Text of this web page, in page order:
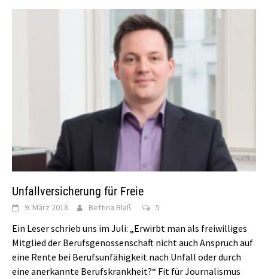
Unfallversicherung für Freie
9. März 2018 Bettina Blaß 5
Ein Leser schrieb uns im Juli: „Erwirbt man als freiwilliges
Mitglied der Berufsgenossenschaft nicht auch Anspruch auf
eine Rente bei Berufsunfähigkeit nach Unfall oder durch
eine anerkannte Berufskrankheit?“ Fit für Journalismus